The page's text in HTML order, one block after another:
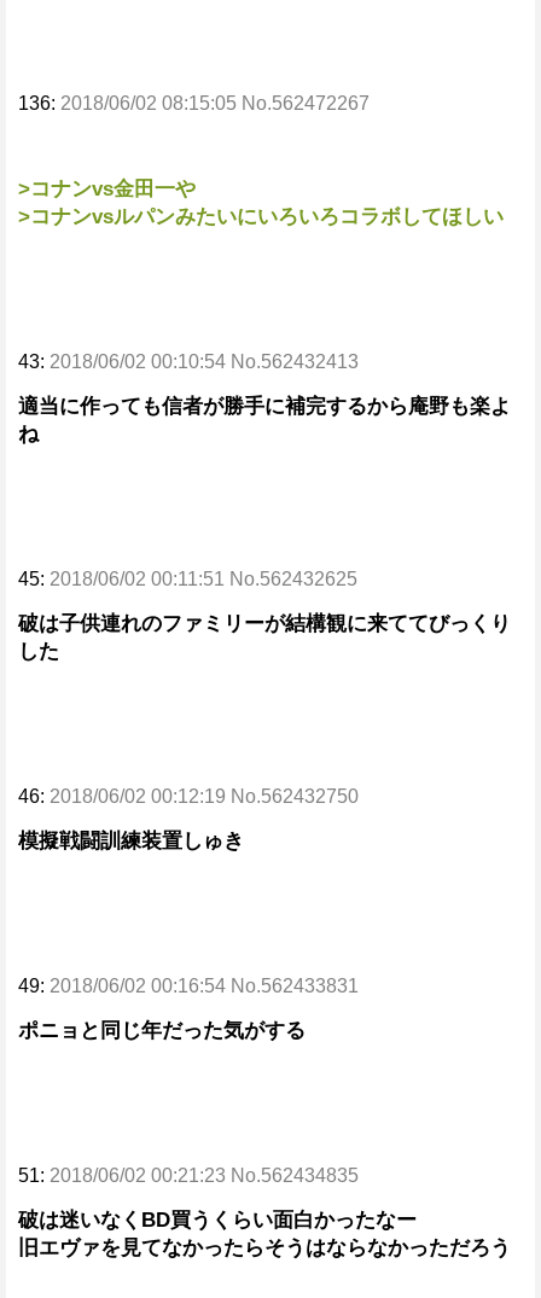
136: 2018/06/02 08:15:05 No.562472267
>コナンvs金田一や
>コナンvsルパンみたいにいろいろコラボしてほしい
43: 2018/06/02 00:10:54 No.562432413
適当に作っても信者が勝手に補完するから庵野も楽よ
ね
45: 2018/06/02 00:11:51 No.562432625
破は子供連れのファミリーが結構観に来ててびっくり
した
46: 2018/06/02 00:12:19 No.562432750
模擬戦闘訓練装置しゅき
49: 2018/06/02 00:16:54 No.562433831
ポニョと同じ年だった気がする
51: 2018/06/02 00:21:23 No.562434835
破は迷いなくBD買うくらい面白かったなー
旧エヴァを見てなかったらそうはならなかっただろう